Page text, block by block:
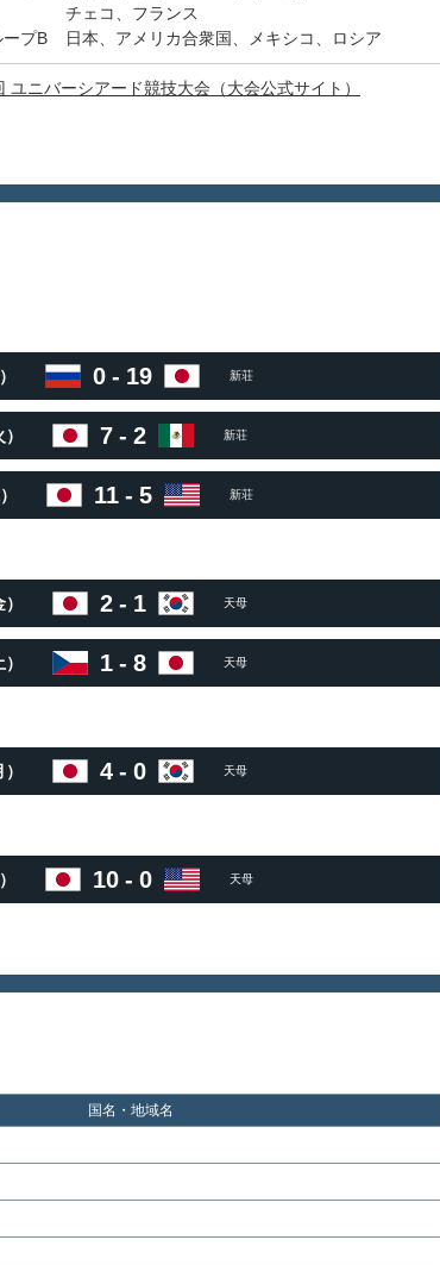
チェコ、フランス
プB
日本、アメリカ合衆国、メキシコ、ロシア
ユニバーシアード競技大会（大会公式サイト）
0 - 19 新荘
7 - 2 新荘
11 - 5 新荘
2 - 1 天母
1 - 8 天母
4 - 0 天母
10 - 0 天母
国名・地域名